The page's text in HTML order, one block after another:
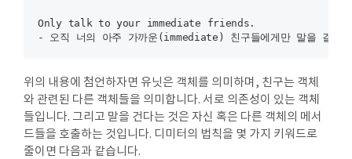
Only talk to your immediate friends.
위의 내용에 첨언하자면 유닛은 객체를 의미하며, 친구는 객체
와 관련된 다른 객체들을 의미합니다. 서로 의존성이 있는 객체
들입니다. 그리고 말을 건다는 것은 자신 혹은 다른 객체의 메서
드들을 호출하는 것입니다. 디미터의 법칙을 몇 가지 키워드로
줄이면 다음과 같습니다.